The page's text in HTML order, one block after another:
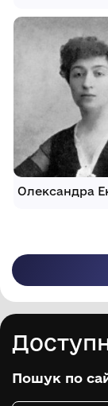
Олександра
Пошук по